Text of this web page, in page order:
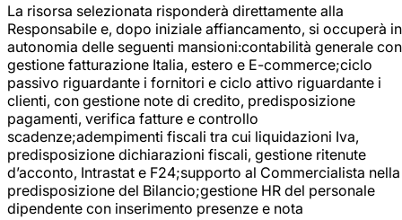
La risorsa selezionata risponderà direttamente alla
Responsabile e, dopo iniziale affiancamento, si occuperà in
autonomia delle seguenti mansioni:contabilità generale con
gestione fatturazione Italia, estero e E-commerce;ciclo
passivo riguardante i fornitori e ciclo attivo riguardante i
clienti, con gestione note di credito, predisposizione
pagamenti, verifica fatture e controllo
scadenze;adempimenti fiscali tra cui liquidazioni Iva,
predisposizione dichiarazioni fiscali, gestione ritenute
d’acconto, Intrastat e F24;supporto al Commercialista nella
predisposizione del Bilancio;gestione HR del personale
dipendente con inserimento presenze e nota